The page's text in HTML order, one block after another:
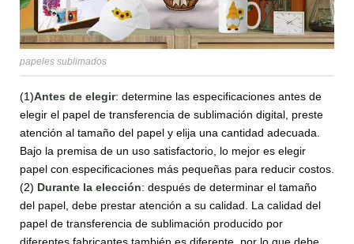
papeles sublimados
(1)Antes de elegir: determine las especificaciones antes de
elegir el papel de transferencia de sublimación digital, preste
atención al tamaño del papel y elija una cantidad adecuada.
Bajo la premisa de un uso satisfactorio, lo mejor es elegir
papel con especificaciones más pequeñas para reducir costos.
(2) Durante la elección: después de determinar el tamaño
del papel, debe prestar atención a su calidad. La calidad del
papel de transferencia de sublimación producido por